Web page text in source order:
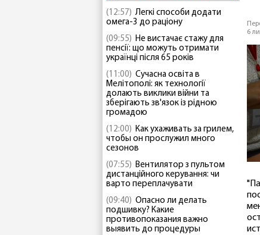
(12:57) Легкі способи додати
омега-3 до раціону
(09:55) Не вистачає стажу для
пенсії: що можуть отримати
українці після 65 років
(11:00) Сучасна освіта в
Мелітополі: як технології
долають виклики війни та
зберігають зв'язок із рідною
громадою
(12:00) Как ухаживать за грилем,
чтобы он прослужил много
сезонов
(07:55) Вентилятор з пультом
дистанційного керування: чи
варто переплачувати
(09:40) Опасно ли делать
подшивку? Какие
противопоказания важно
выявить до процедуры
6